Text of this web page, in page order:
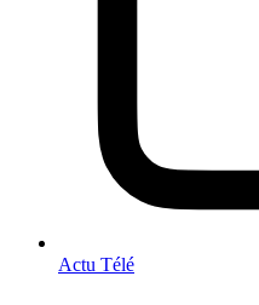
Actu Télé